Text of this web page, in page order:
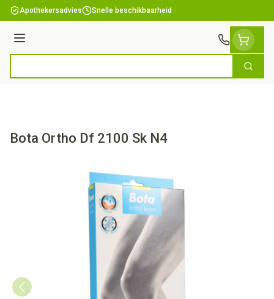
Ga naar de inhoud
Apothekersadvies Snelle beschikbaarheid
Menu
Zoek
Bota Ortho Df 2100 Sk N4